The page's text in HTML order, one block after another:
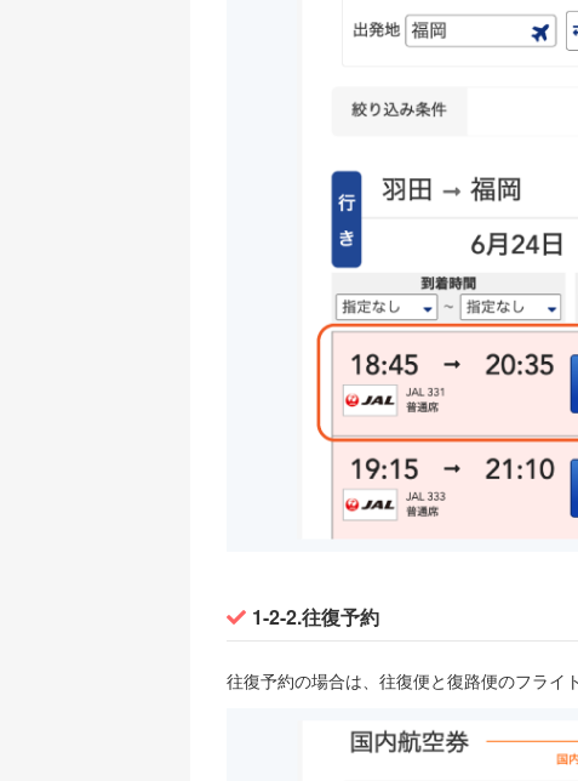
1-2-2.往復予約
往復予約の場合は、往復便と復路便のフライ